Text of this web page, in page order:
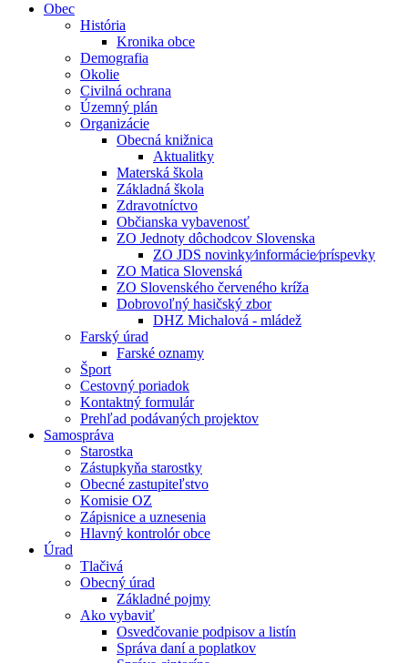
Obec
História
Kronika obce
Demografia
Okolie
Civilná ochrana
Územný plán
Organizácie
Obecná knižnica
Aktualitky
Materská škola
Základná škola
Zdravotníctvo
Občianska vybavenosť
ZO Jednoty dôchodcov Slovenska
ZO JDS novinky⁄informácie⁄príspevky
ZO Matica Slovenská
ZO Slovenského červeného kríža
Dobrovoľný hasičský zbor
DHZ Michalová - mládež
Farský úrad
Farské oznamy
Šport
Cestovný poriadok
Kontaktný formulár
Prehľad podávaných projektov
Samospráva
Starostka
Zástupkyňa starostky
Obecné zastupiteľstvo
Komisie OZ
Zápisnice a uznesenia
Hlavný kontrolór obce
Úrad
Tlačivá
Obecný úrad
Základné pojmy
Ako vybaviť
Osvedčovanie podpisov a listín
Správa daní a poplatkov